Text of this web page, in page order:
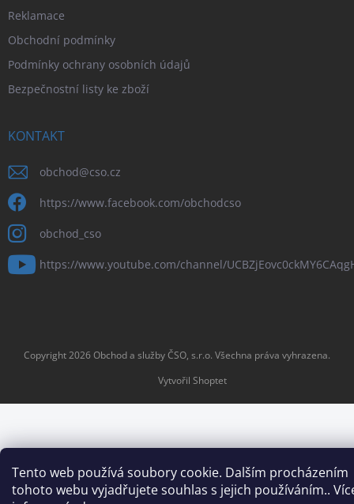
Tento web používá soubory cookie. Dalším procházením
tohoto webu vyjadřujete souhlas s jejich používáním..
Reklamace
Obchodní podmínky
Podmínky ochrany osobních údajů
Bezpečnostní listy ke zboží
KONTAKT
obchod@cso.cz
https://www.facebook.com/obchodcso
obchod_cso
https://www.youtube.com/channel/
Vytvořil Shoptet
Copyright 2026Obchod a služby ČSO, s.r.o. Všechna práva vyhrazena.